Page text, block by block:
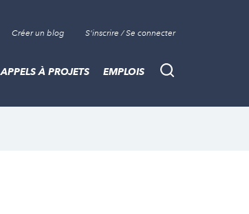
Créer un blog S'inscrire / Se connecter
Recherche
APPELS À PROJETS EMPLOIS